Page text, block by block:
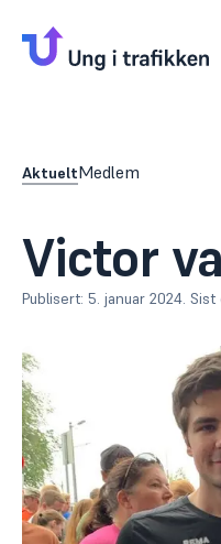
AktueltMedlem
Victor
Publisert: 5. januar 2024. Sist